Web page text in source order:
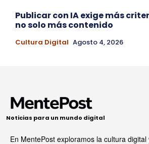
Publicar con IA exige más
no solo más contenido
Cultura Digital Agosto 4, 2026
Noticias para un mundo digital
En MentePost exploramos la cultura